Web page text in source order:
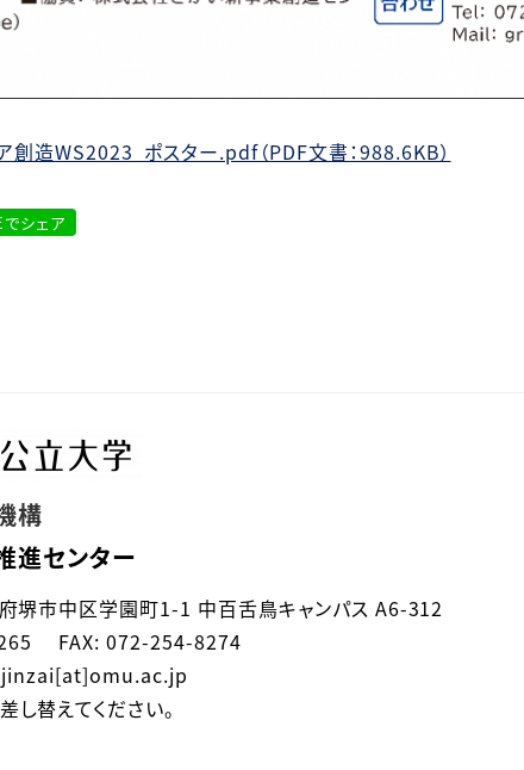
創造WS2023_ポスター.pdf（PDF文書：988.6KB）
シェア
構
進センター
堺市中区学園町1-1 中百舌鳥キャンパス A6-312
FAX: 072-254-8274
jinzai[at]omu.ac.jp
替えてください。